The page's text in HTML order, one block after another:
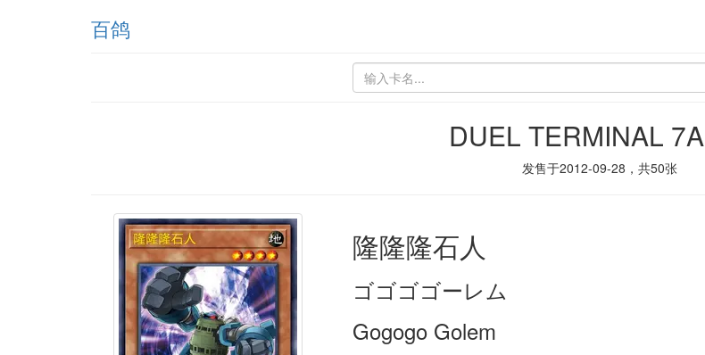
百鸽
DUEL TERMINAL 7A
发售于2012-09-28 ，共50张
隆隆隆石人
ゴゴゴゴーレム
Gogogo Golem